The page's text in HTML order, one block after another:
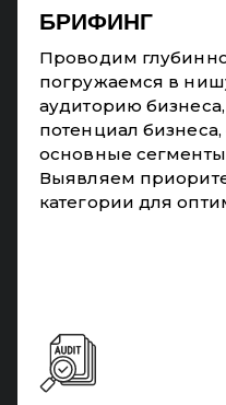
БРИФИНГ
Проводим
погружаемся в
аудиторию
потенциал
основные
Выявляем
категории для